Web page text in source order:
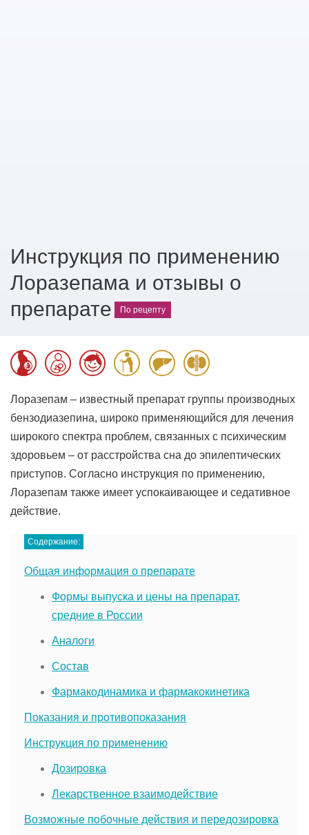
Инструкция по применению
Лоразепама и отзывы о
препарате
По рецепту
Лоразепам – известный препарат группы производных
бензодиазепина, широко применяющийся для лечения
широкого спектра проблем, связанных с психическим
здоровьем – от расстройства сна до эпилептических
приступов. Согласно инструкция по применению,
Лоразепам также имеет успокаивающее и седативное
действие.
Содержание:
Общая информация о препарате
Формы выпуска и цены на препарат,
средние в России
Аналоги
Состав
Фармакодинамика и фармакокинетика
Показания и противопоказания
Инструкция по применению
Дозировка
Лекарственное взаимодействие
Возможные побочные действия и передозировка